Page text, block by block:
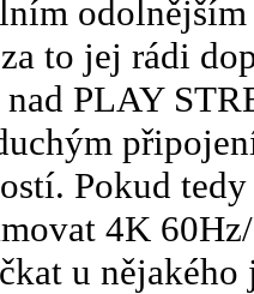
to jej rádi
nad PLAY
Pokud tedy
4K
u